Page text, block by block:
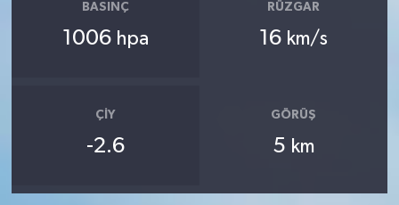
BASINÇ
1006 hpa
RÜZGAR
16 km/s
ÇIY
-2.6
GÖRÜŞ
5 km